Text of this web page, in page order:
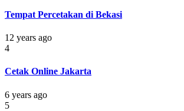
Tempat Percetakan di Bekasi
12 years ago
4
Cetak Online Jakarta
6 years ago
5